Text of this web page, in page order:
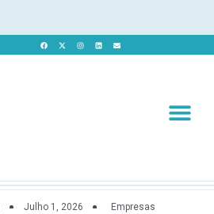
Julho 1, 2026 Empresas